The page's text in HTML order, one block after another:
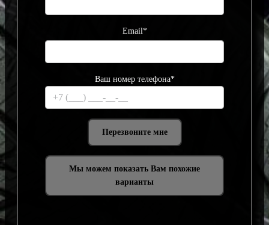
Email*
Ваш номер телефона*
Мы можем показать Вам похожие
варианты